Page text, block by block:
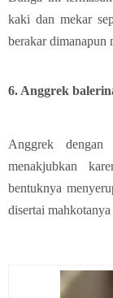
kaki dan mekar
berakar dimanapun
6. Anggrek
Anggrek
menakjubkan
bentuknya
disertai